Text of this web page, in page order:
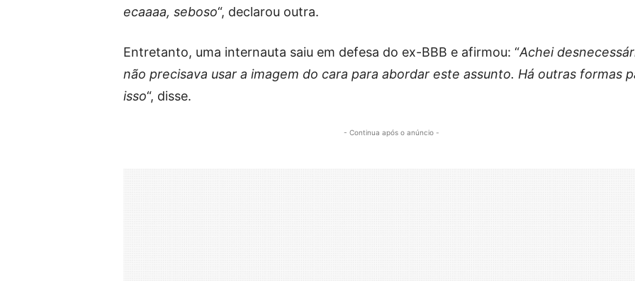
ecaaaa, seboso“, declarou outra.
Entretanto, uma internauta saiu em defesa do ex-BBB e afirmou: “Achei
não precisava usar a imagem do cara para abordar este assunto. Há outras formas
isso“, disse.
- Continua após o anúncio -